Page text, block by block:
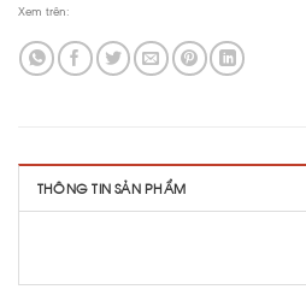
Xem trên:
THÔNG TIN SẢN PHẨM